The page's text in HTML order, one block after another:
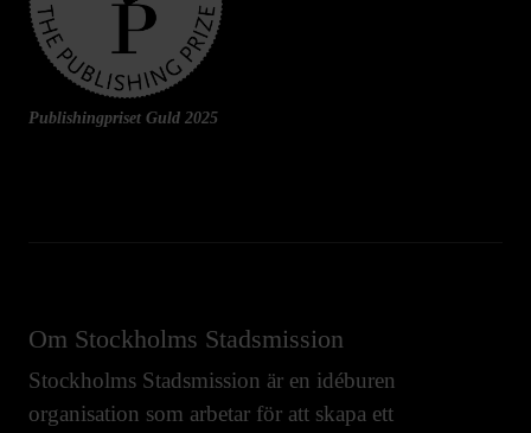
Publishingpriset Guld 2025
Om Stockholms Stadsmission
Stockholms Stadsmission är en idéburen
organisation som arbetar för att skapa ett